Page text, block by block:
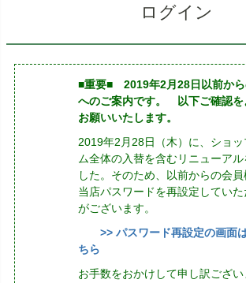
ログイン
■重要■ 2019年2月28日以前か
へのご案内です。 以下ご確認を
お願いいたします。
2019年2月28日（木）に、ショッ
ム全体の入替を含むリニューアル
した。そのため、以前からの会員
当店パスワードを再設定してい
がございます。
>> パスワード再設定の画
ちら
お手数をおかけして申し訳ござい